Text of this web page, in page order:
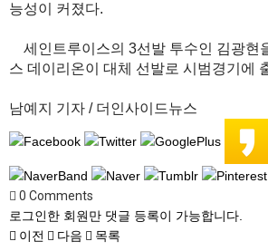
능성이 커졌다.
세인트루이스의 3선발 투수인 김광현
스 데이리온이 대체 선발로 시범경기에
남예지 기자 / 더인사이드뉴스
0 Comments
로그인한 회원만 댓글 등록이 가능합니다.
이전
다음 목록